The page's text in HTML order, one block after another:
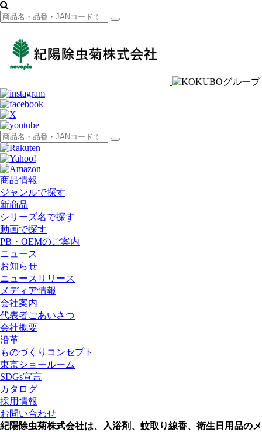
商品情報
ジャンルで探す
新商品
シリーズ名で探す
動画で探す
PB・OEMのご案内
ニュース
お知らせ
ニュースリリース
メディア情報
会社案内
代表者ごあいさつ
会社概要
沿革
ものづくりコンセプト
東京ショールーム
SDGs宣言
カタログ
採用情報
お問い合わせ
紀陽除虫菊株式会社は、入浴剤、蚊取り線香、衛生日用品のメ